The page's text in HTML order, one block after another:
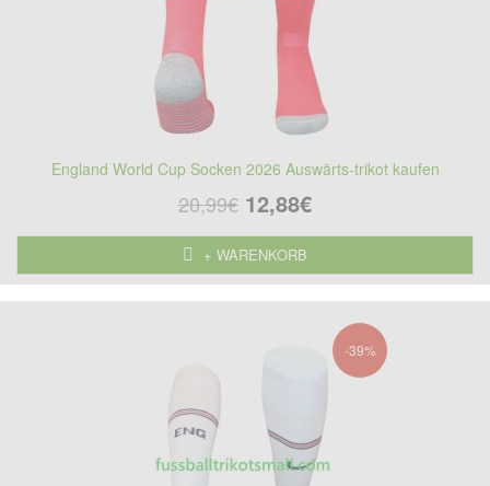
England World Cup Socken 2026 Auswärts-trikot kaufen
20,99€ 12,88€
+ WARENKORB
-39%